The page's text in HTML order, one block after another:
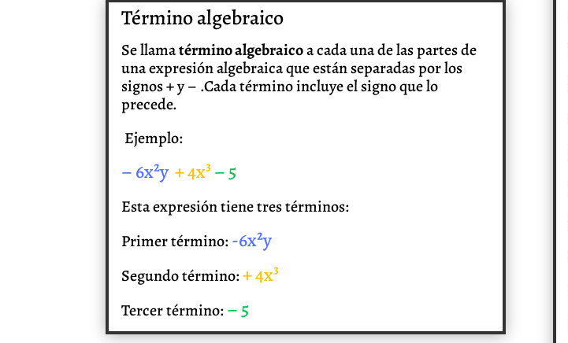
Término algebraico
Se llamatérmino algebraicoa cada una de las partes de
una expresión algebraica que están separadas por los
signos + y – .Cada término incluye el signo que lo
precede.
Ejemplo:
– 6x²y + 4x³– 5
Esta expresión tiene tres términos:
Primer término:-6x²y
Segundo término:+ 4x³
Tercer término:– 5